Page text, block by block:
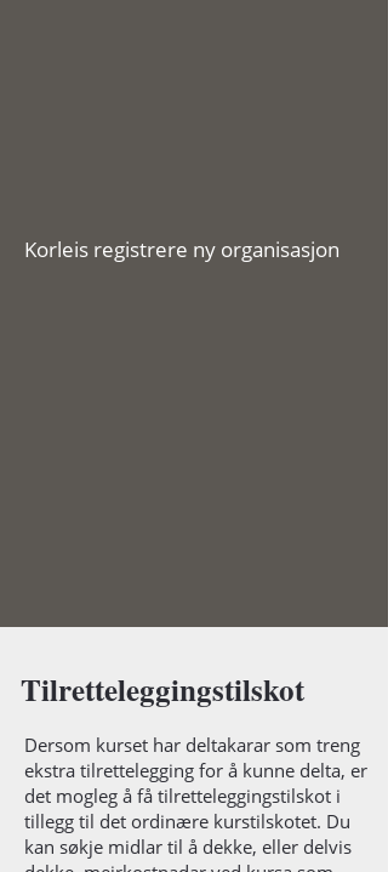
Korleis registrere ny organisasjon
Tilretteleggingstilskot
Dersom kurset har deltakarar som treng
ekstra tilrettelegging for å kunne delta, er
det mogleg å få tilretteleggingstilskot i
tillegg til det ordinære kurstilskotet. Du
kan søkje midlar til å dekke, eller delvis